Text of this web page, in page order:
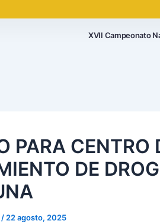
XVII Campeonato
PARA CENTRO
DE
/ 22 agosto, 2025